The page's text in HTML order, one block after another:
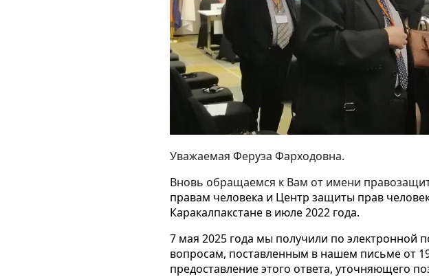
Уважаемая Феруза Фарходовна.
Вновь обращаемся к Вам от имени
правам человека и Центр защиты прав
Каракалпакстане в июле 2022 года.
7 мая 2025 года мы получили по электронной
вопросам, поставленным в нашем письме от
предоставление этого ответа, уточняющего